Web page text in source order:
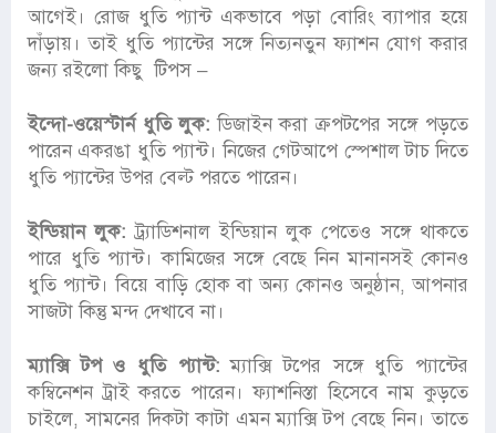
আগেই। রোজ ধুতি প্যান্ট একভাবে পড়া বোরিং ব্যাপার হয়ে
দাঁড়ায়। তাই ধুতি প্যান্টের সঙ্গে নিত্যনতুন ফ্যাশন যোগ করার
জন্য রইলো কিছু টিপস –
ইন্দো-ওয়েস্টার্ন ধুতি লুক:ডিজাইন করা ক্রপটপের সঙ্গে পড়তে
পারেন একরঙা ধুতি প্যান্ট। নিজের গেটআপে স্পেশাল টাচ দিতে
ধুতি প্যান্টের উপর বেল্ট পরতে পারেন।
ইন্ডিয়ান লুক: ট্র্যাডিশনাল ইন্ডিয়ান লুক পেতেও সঙ্গে থাকতে
পারে ধুতি প্যান্ট। কামিজের সঙ্গে বেছে নিন মানানসই কোনও
ধুতি প্যান্ট। বিয়ে বাড়ি হোক বা অন্য কোনও অনুষ্ঠান, আপনার
সাজটা কিন্তু মন্দ দেখাবে না।
ম্যাক্সি টপ ও ধুতি প্যান্ট:ম্যাক্সি টপের সঙ্গে ধুতি প্যান্টের
কম্বিনেশন ট্রাই করতে পারেন। ফ্যাশনিস্তা হিসেবে নাম কুড়তে
চাইলে, সামনের দিকটা কাটা এমন ম্যাক্সি টপ বেছে নিন। তাতে